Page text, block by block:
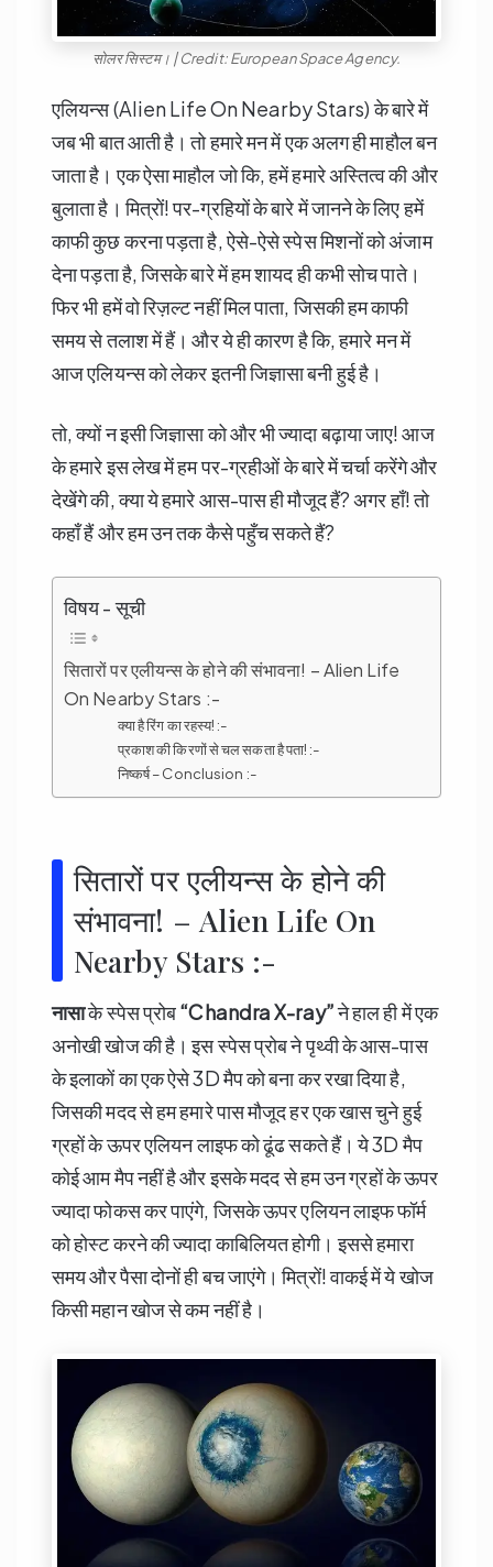
सोलर सिस्टम। | Credit: European Space Agency.
एलियन्स (Alien Life On Nearby Stars) के बारे में
जब भी बात आती है। तो हमारे मन में एक अलग ही माहौल बन
जाता है। एक ऐसा माहौल जो कि, हमें हमारे अस्तित्व की और
बुलाता है। मित्रों! पर-ग्रहियों के बारे में जानने के लिए हमें
काफी कुछ करना पड़ता है, ऐसे-ऐसे स्पेस मिशनों को अंजाम
देना पड़ता है, जिसके बारे में हम शायद ही कभी सोच पाते।
फिर भी हमें वो रिज़ल्ट नहीं मिल पाता, जिसकी हम काफी
समय से तलाश में हैं। और ये ही कारण है कि, हमारे मन में
आज एलियन्स को लेकर इतनी जिज्ञासा बनी हुई है।
तो, क्यों न इसी जिज्ञासा को और भी ज्यादा बढ़ाया जाए! आज
के हमारे इस लेख में हम पर-ग्रहीओं के बारे में चर्चा करेंगे और
देखेंगे की, क्या ये हमारे आस-पास ही मौजूद हैं? अगर हाँ! तो
कहाँ हैं और हम उन तक कैसे पहुँच सकते हैं?
विषय - सूची
सितारों पर एलीयन्स के होने की संभावना! – Alien Life
On Nearby Stars :-
क्या है रिंग का रहस्य! :-
प्रकाश की किरणों से चल सकता है पता! :-
निष्कर्ष – Conclusion :-
सितारों पर एलीयन्स के होने की
संभावना! – Alien Life On
Nearby Stars :-
नासाके स्पेस प्रोब“Chandra X-ray”ने हाल ही में एक
अनोखी खोज की है। इस स्पेस प्रोब ने पृथ्वी के आस-पास
के इलाकों का एक ऐसे 3D मैप को बना कर रखा दिया है,
जिसकी मदद से हम हमारे पास मौजूद हर एक खास चुने हुई
ग्रहों के ऊपर एलियन लाइफ को ढूंढ सकते हैं। ये 3D मैप
कोई आम मैप नहीं है और इसके मदद से हम उन ग्रहों के ऊपर
ज्यादा फोकस कर पाएंगे, जिसके ऊपर एलियन लाइफ फॉर्म
को होस्ट करने की ज्यादा काबिलियत होगी। इससे हमारा
समय और पैसा दोनों ही बच जाएंगे। मित्रों! वाकई में ये खोज
किसी महान खोज से कम नहीं है।